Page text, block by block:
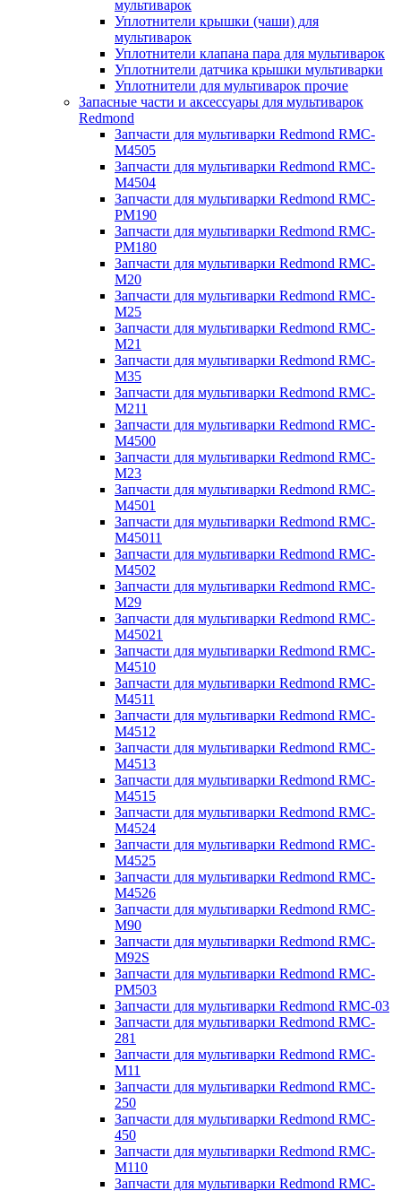
мультиварок
Уплотнители крышки (чаши) для
мультиварок
Уплотнители клапана пара для мультиварок
Уплотнители датчика крышки мультиварки
Уплотнители для мультиварок прочие
Запасные части и аксессуары для мультиварок
Redmond
Запчасти для мультиварки Redmond RMC-
M4505
Запчасти для мультиварки Redmond RMC-
M4504
Запчасти для мультиварки Redmond RMC-
PM190
Запчасти для мультиварки Redmond RMC-
PM180
Запчасти для мультиварки Redmond RMC-
M20
Запчасти для мультиварки Redmond RMC-
M25
Запчасти для мультиварки Redmond RMC-
M21
Запчасти для мультиварки Redmond RMC-
M35
Запчасти для мультиварки Redmond RMC-
M211
Запчасти для мультиварки Redmond RMC-
M4500
Запчасти для мультиварки Redmond RMC-
M23
Запчасти для мультиварки Redmond RMC-
M4501
Запчасти для мультиварки Redmond RMC-
M45011
Запчасти для мультиварки Redmond RMC-
M4502
Запчасти для мультиварки Redmond RMC-
M29
Запчасти для мультиварки Redmond RMC-
M45021
Запчасти для мультиварки Redmond RMC-
M4510
Запчасти для мультиварки Redmond RMC-
M4511
Запчасти для мультиварки Redmond RMC-
M4512
Запчасти для мультиварки Redmond RMC-
M4513
Запчасти для мультиварки Redmond RMC-
M4515
Запчасти для мультиварки Redmond RMC-
M4524
Запчасти для мультиварки Redmond RMC-
M4525
Запчасти для мультиварки Redmond RMC-
M4526
Запчасти для мультиварки Redmond RMC-
M90
Запчасти для мультиварки Redmond RMC-
M92S
Запчасти для мультиварки Redmond RMC-
PM503
Запчасти для мультиварки Redmond RMC-03
Запчасти для мультиварки Redmond RMC-
281
Запчасти для мультиварки Redmond RMC-
M11
Запчасти для мультиварки Redmond RMC-
250
Запчасти для мультиварки Redmond RMC-
450
Запчасти для мультиварки Redmond RMC-
M110
Запчасти для мультиварки Redmond RMC-